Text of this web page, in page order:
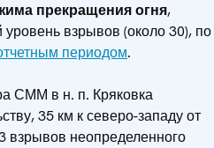
прекращения огня,
взрывов (около 30), по
периодом.
СММ в н. п. Кряковка
35 км к северо-западу от
взрывов неопределенного